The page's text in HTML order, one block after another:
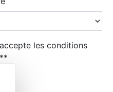
les conditions